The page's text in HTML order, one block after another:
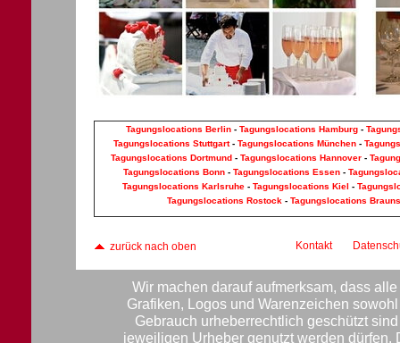
Tagungslocations Berlin - Tagungslocations Hamburg -
Tagungslocations Stuttgart- Tagungslocations München -
Tagungslocations Dortmund -Tagungslocations Hannover -
Tagungslocations Bonn - Tagungslocations Essen -
Tagungslocations Karlsruhe -Tagungslocations Kiel -
Tagungslocations Rostock -Tagungslocations
zurück nach oben Kontakt
Wir machen darauf aufmerksam, dass
Grafiken, Logos und Warenzeichen
Gebrauch urheberrechtlich geschützt
jeweiligen Urheber genutzt werden